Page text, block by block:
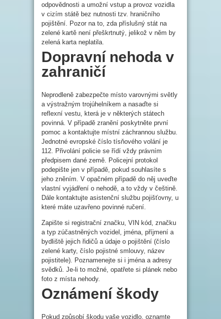
odpovědnosti a umožní vstup a provoz vozidla
v cizím státě bez nutnosti tzv. hraničního
pojištění. Pozor na to, zda příslušný stát na
zelené kartě není přeškrtnutý, jelikož v něm by
zelená karta neplatila.
Dopravní nehoda v
zahraničí
Neprodleně zabezpečte místo varovnými světly
a výstražným trojúhelníkem a nasaďte si
reflexní vestu, která je v některých státech
povinná. V případě zranění poskytněte první
pomoc a kontaktujte místní záchrannou službu.
Jednotné evropské číslo tísňového volání je
112. Přivolání policie se řídí vždy právním
předpisem dané země. Policejní protokol
podepište jen v případě, pokud souhlasíte s
jeho zněním. V opačném případě do něj uveďte
vlastní vyjádření o nehodě, a to vždy v češtině.
Dále kontaktujte asistenční službu pojišťovny, u
které máte uzavřeno povinné ručení.
Zapište si registrační značku, VIN kód, značku
a typ zúčastněných vozidel, jména, příjmení a
bydliště jejich řidičů a údaje o pojištění (číslo
zelené karty, číslo pojistné smlouvy, název
pojistitele). Poznamenejte si i jména a adresy
svědků. Je-li to možné, opatřete si plánek nebo
foto z místa nehody.
Oznámení škody
Pokud způsobí škodu vaše vozidlo, oznamte